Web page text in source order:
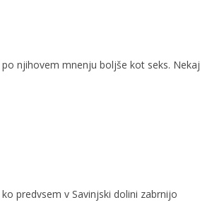
njihovem mnenju boljše kot seks. Nekaj
predvsem v Savinjski dolini zabrnijo